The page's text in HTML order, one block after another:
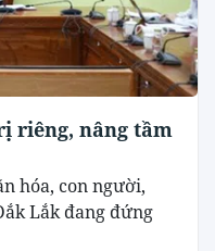
riêng, nâng tầm
hóa, con người,
Lắk đang đứng